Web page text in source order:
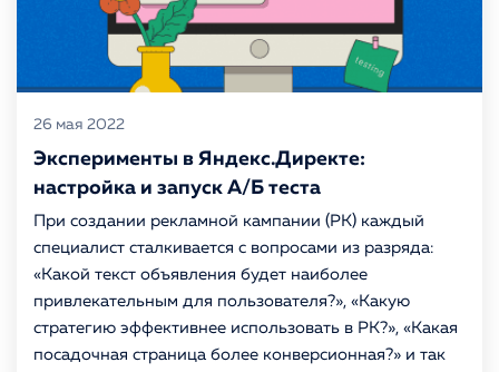
26 мая 2022
Эксперименты в Яндекс.Директе:
настройка и запуск А/Б теста
При создании рекламной кампании (РК) каждый
специалист сталкивается с вопросами из разряда:
«Какой текст объявления будет наиболее
привлекательным для пользователя?», «Какую
стратегию эффективнее использовать в РК?», «Какая
посадочная страница более конверсионная?» и так